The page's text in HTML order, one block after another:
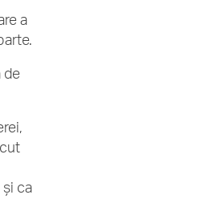
a
de
ca